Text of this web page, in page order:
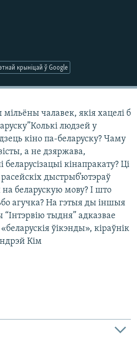
крыніцай ў Google
чалавек, якія хацелі б
людзей у
кіно па-беларуску? Чаму
а не дзяржава,
кінапракату? Ці
дыстрыб’ютэраў
беларускую мову? І што
агучка? На гэтыя ды іншыя
тыдня” адказвае
ўікэнды», кіраўнік
Кім